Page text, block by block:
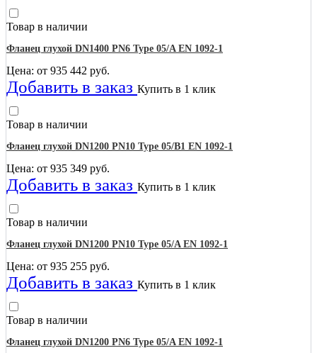
Товар в наличии
Фланец глухой DN1400 PN6 Type 05/A EN 1092-1
Цена: от 935 442 руб.
Добавить в заказ Купить в 1 клик
Товар в наличии
Фланец глухой DN1200 PN10 Type 05/B1 EN 1092-1
Цена: от 935 349 руб.
Добавить в заказ Купить в 1 клик
Товар в наличии
Фланец глухой DN1200 PN10 Type 05/A EN 1092-1
Цена: от 935 255 руб.
Добавить в заказ Купить в 1 клик
Товар в наличии
Фланец глухой DN1200 PN6 Type 05/A EN 1092-1